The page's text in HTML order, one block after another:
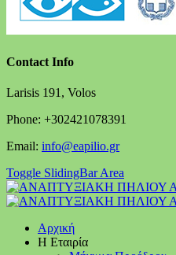
Contact Info
Larisis 191, Volos
Phone: +302421078391
Email: info@eapilio.gr
Toggle SlidingBar Area
Αρχική
Η Εταιρία